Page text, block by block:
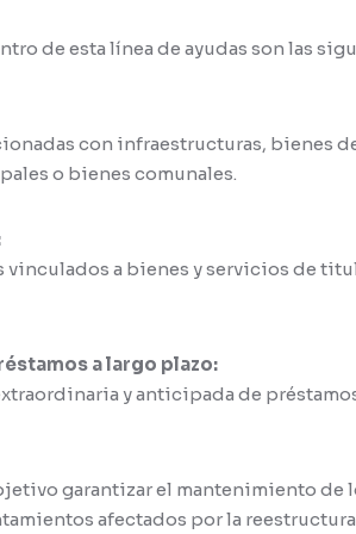
de esta línea de ayudas son las
con infraestructuras, bienes
o bienes comunales.
a bienes y servicios de
a largo plazo:
y anticipada de
garantizar el mantenimiento de
afectados por la